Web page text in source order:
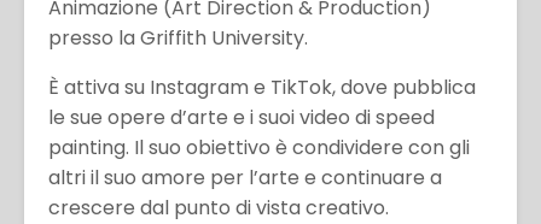
Animazione (Art Direction & Production)
presso la Griffith University.
È attiva su Instagram e TikTok, dove pubblica
le sue opere d’arte e i suoi video di speed
painting. Il suo obiettivo è condividere con gli
altri il suo amore per l’arte e continuare a
crescere dal punto di vista creativo.